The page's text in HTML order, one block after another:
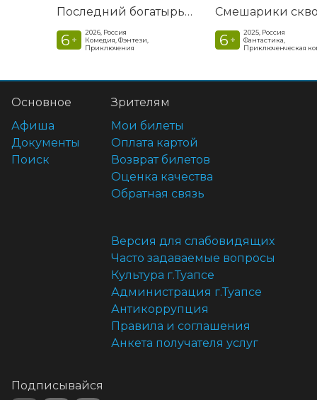
Последний богатырь. Колобок
6 +
2026, Россия
Комедия, Фэнтези,
Приключения
6 +
2025, Россия
Фантастика,
Приключенческая
Основное
Афиша
Документы
Поиск
Зрителям
Мои билеты
Оплата картой
Возврат билетов
Оценка качества
Обратная связь
Версия для слабовидящих
Часто задаваемые вопросы
Культура г.Туапсе
Администрация г.Туапсе
Антикоррупция
Правила и соглашения
Анкета получателя услуг
Подписывайся